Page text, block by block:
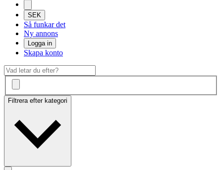
SEK
Så funkar det
Ny annons
Logga in
Skapa konto
Filtrera efter kategori